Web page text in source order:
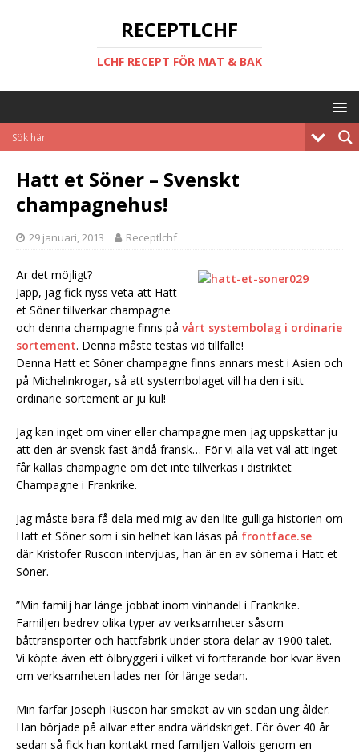
RECEPTLCHF
LCHF RECEPT FÖR MAT & BAK
Hatt et Söner – Svenskt
champagnehus!
29 januari, 2013 Receptlchf
Är det möjligt?
Japp, jag fick nyss veta att Hatt
et Söner tillverkar champagne
och denna champagne finns på vårt systembolag i ordinarie
sortement. Denna måste testas vid tillfälle!
Denna Hatt et Söner champagne finns annars mest i Asien och
på Michelinkrogar, så att systembolaget vill ha den i sitt
ordinarie sortement är ju kul!
Jag kan inget om viner eller champagne men jag uppskattar ju
att den är svensk fast ändå fransk… För vi alla vet väl att inget
får kallas champagne om det inte tillverkas i distriktet
Champagne i Frankrike.
Jag måste bara få dela med mig av den lite gulliga historien om
Hatt et Söner som i sin helhet kan läsas på frontface.se
där Kristofer Ruscon intervjuas, han är en av sönerna i Hatt et
Söner.
”Min familj har länge jobbat inom vinhandel i Frankrike.
Familjen bedrev olika typer av verksamheter såsom
båttransporter och hattfabrik under stora delar av 1900 talet.
Vi köpte även ett ölbryggeri i vilket vi fortfarande bor kvar även
om verksamheten lades ner för länge sedan.
Min farfar Joseph Ruscon har smakat av vin sedan ung ålder.
Han började på allvar efter andra världskriget. För över 40 år
sedan så fick han kontakt med familjen Vallois genom en